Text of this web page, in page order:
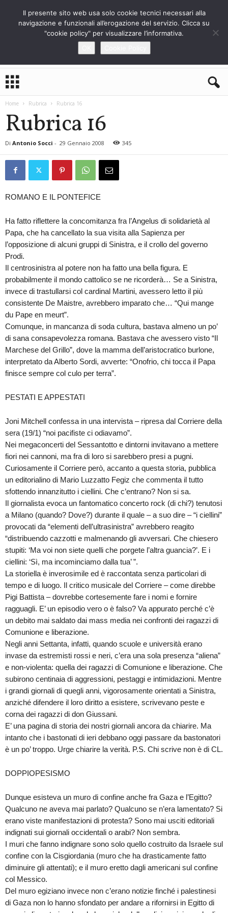
S
Home Rubrica Rubrica 16
Rubrica 16
Di Antonio Socci - 29 Gennaio 2008 345
ROMANO E IL PONTEFICE
Ha fatto riflettere la concomitanza fra l’Angelus di solidarietà al
Papa, che ha cancellato la sua visita alla Sapienza per
l’opposizione di alcuni gruppi di Sinistra, e il crollo del governo
Prodi.
Il centrosinistra al potere non ha fatto una bella figura. E
probabilmente il mondo cattolico se ne ricorderà… Se a Sinistra,
invece di trastullarsi col cardinal Martini, avessero letto il più
consistente De Maistre, avrebbero imparato che… “Qui mange
du Pape en meurt”.
Comunque, in mancanza di soda cultura, bastava almeno un po’
di sana consapevolezza romana. Bastava che avessero visto “Il
Marchese del Grillo”, dove la mamma dell’aristocratico burlone,
interpretato da Alberto Sordi, avverte: “Onofrio, chi tocca il Papa
finisce sempre col culo per terra”.
PESTATI E APPESTATI
Joni Mitchell confessa in una intervista – ripresa dal Corriere della
sera (19/1) “noi pacifiste ci odiavamo”.
Nei megaconcerti del Sessantotto e dintorni invitavano a mettere
fiori nei cannoni, ma fra di loro si sarebbero presi a pugni.
Curiosamente il Corriere però, accanto a questa storia, pubblica
un editorialino di Mario Luzzatto Fegiz che commenta il tutto
sfottendo innanzitutto i ciellini. Che c’entrano? Non si sa.
Il giornalista evoca un fantomatico concerto rock (di chi?) tenutosi
a Milano (quando? Dove?) durante il quale – a suo dire – “i ciellini”
provocati da “elementi dell’ultrasinistra” avrebbero reagito
“distribuendo cazzotti e malmenando gli avversari. Che chiesero
stupiti: ‘Ma voi non siete quelli che porgete l’altra guancia?’. E i
ciellini: ‘Sì, ma incominciamo dalla tua’ ”.
La storiella è inverosimile ed è raccontata senza particolari di
tempo e di luogo. Il critico musicale del Corriere – come direbbe
Pigi Battista – dovrebbe cortesemente fare i nomi e fornire
ragguagli. E’ un episodio vero o è falso? Va appurato perché c’è
un debito mai saldato dai mass media nei confronti dei ragazzi di
Comunione e liberazione.
Negli anni Settanta, infatti, quando scuole e università erano
invase da estremisti rossi e neri, c’era una sola presenza “aliena”
e non-violenta: quella dei ragazzi di Comunione e liberazione. Che
subirono centinaia di aggressioni, pestaggi e intimidazioni. Mentre
i grandi giornali di quegli anni, vigorosamente orientati a Sinistra,
anziché difendere il loro diritto a esistere, scrivevano peste e
corna dei ragazzi di don Giussani.
E’ una pagina di storia dei nostri giornali ancora da chiarire. Ma
intanto che i bastonati di ieri debbano oggi passare da bastonatori
è un po’ troppo. Urge chiarire la verità. P.S. Chi scrive non è di CL.
DOPPIOPESISMO
Dunque esisteva un muro di confine anche fra Gaza e l’Egitto?
Qualcuno ne aveva mai parlato? Qualcuno se n’era lamentato? Si
erano viste manifestazioni di protesta? Sono mai usciti editoriali
indignati sui giornali occidentali o arabi? Non sembra.
I muri che fanno indignare sono solo quello costruito da Israele sul
confine con la Cisgiordania (muro che ha drasticamente fatto
diminuire gli attentati); e il muro eretto dagli americani sul confine
col Messico.
Del muro egiziano invece non c’erano notizie finché i palestinesi
di Gaza non lo hanno sfondato per andare a rifornirsi in Egitto di
Il presente sito web usa solo cookie tecnici necessari alla
navigazione e funzionali all’erogazione del servizio. Clicca su
"cookie policy" per visualizzare l’informativa.